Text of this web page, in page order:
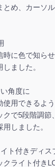
とめ、カーソ
時に色で知ら
ました。
角度に
使用できるよ
クで5段階調節
しました。
ト付きディス
クライト付き